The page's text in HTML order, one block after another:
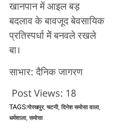
खानपान में आइल बड़
बदलाव के बावजूद बेवसायिक
प्रतिस्पर्धा मेें बनवले रखले
बा।
साभार: दैनिक जागरण
Post Views: 18
TAGS:गोरखपुर, चटनी, दिनेश समोसा वाला,
धर्मशाला, समोसा